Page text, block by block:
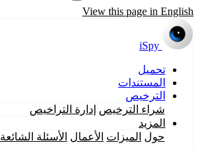
View this page in English
iSpy
تحميل
المستندات
الترخيص
شراء الترخيص إدارة التراخيص
المزيد
حول الميزات الأعمال الأسئلة الشائعة